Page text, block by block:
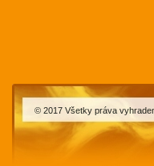
© 2017 Všetky práva